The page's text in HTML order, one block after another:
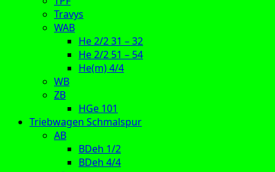
Travys
WAB
He 2/2 31 – 32
He 2/2 51 – 54
He(m) 4/4
WB
ZB
HGe 101
Triebwagen Schmalspur
AB
BDeh 1/2
BDeh 4/4